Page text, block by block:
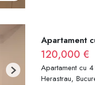
Next
Apartament
120,000 €
Apartament cu
Herastrau,